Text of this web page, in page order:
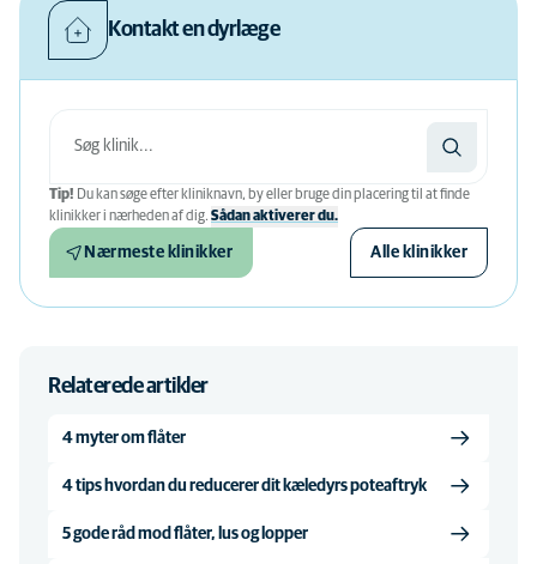
Kontakt en dyrlæge
Tip! Du kan søge efter kliniknavn, by eller bruge din placering til at finde
klinikker i nærheden af ​​dig. Sådan aktiverer du.
Nærmeste klinikker Alle klinikker
Relaterede artikler
4 myter om flåter
4 tips hvordan du reducerer dit kæledyrs poteaftryk
5 gode råd mod flåter, lus og lopper